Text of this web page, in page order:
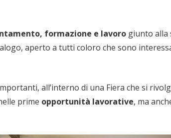
formazione e lavoro giunto alla
aperto a tutti coloro che sono
all’interno di una Fiera che si
prime opportunità lavorative, ma